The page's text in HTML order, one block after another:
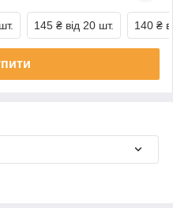
145 ₴ від 20 шт. 140 ₴